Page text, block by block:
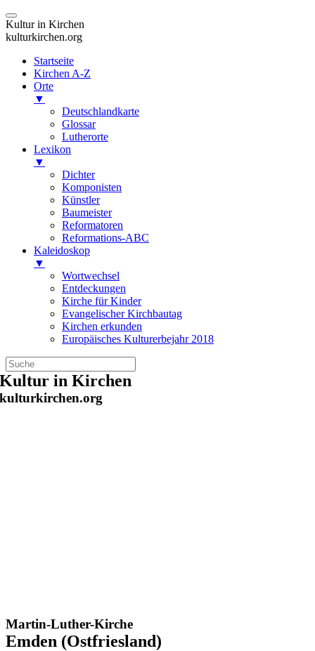
Kultur in Kirchen
kulturkirchen.org
Startseite
Kirchen A-Z
Orte
▼
Deutschlandkarte
Glossar
Lutherorte
Lexikon
▼
Dichter
Komponisten
Künstler
Baumeister
Reformatoren
Reformations-ABC
Kaleidoskop
▼
Wortwechsel
Entdeckungen
Kirche für Kinder
Evangelischer Kirchbautag
Kirchen erkunden
Europäisches Kulturerbejahr 2018
Zum
Inhalt
springen
Kultur in Kirchen
kulturkirchen.org
Martin-Luther-Kirche
Emden (Ostfriesland)